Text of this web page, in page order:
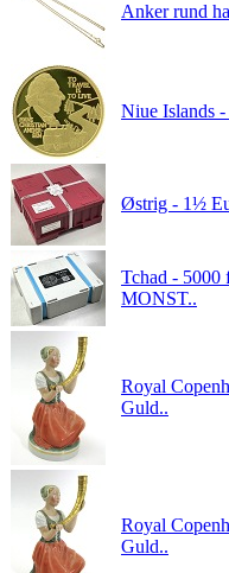
Anker rund
Niue Islands
Østrig - 1½
Tchad - 5000
MONST..
Royal
Guld..
Royal
Guld..